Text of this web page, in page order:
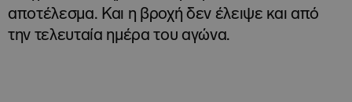
αποτέλεσμα. Και η βροχή δεν έλειψε και από
την τελευταία ημέρα του αγώνα.